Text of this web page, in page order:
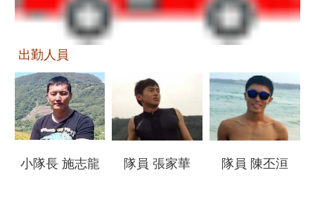
育
下
載
專
區
民
園
出勤人員
小隊長 施志龍 隊員 張家華 隊員 陳丕洹